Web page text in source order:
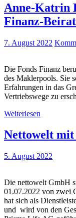
Anne-Katrin
Finanz-Beirat
7. August 2022
Die Fonds Finanz
des Maklerpools. Sie
Erfahrungen in das
Vertriebswege zu
Weiterlesen
Nettowelt mit
5. August 2022
Die nettowelt GmbH
01.07.2022 von zwei
hat sich als
und wird von den